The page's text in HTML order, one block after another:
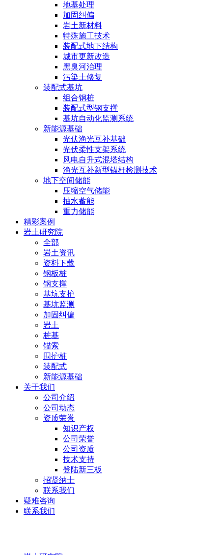
地基处理
加固纠偏
岩土新材料
特殊施工技术
装配式地下结构
城市更新改造
黑臭河治理
污染土修复
装配式基坑
组合钢桩
装配式型钢支撑
基坑自动化监测系统
新能源基础
光伏渔光互补基础
光伏柔性支架系统
风电自升式混塔结构
渔光互补新型锚杆检测技术
地下空间储能
压缩空气储能
抽水蓄能
重力储能
精彩案例
岩土研究院
全部
岩土资讯
资料下载
钢板桩
钢支撑
基坑支护
基坑监测
加固纠偏
岩土
桩基
锚索
围护桩
装配式
新能源基础
关于我们
公司介绍
公司动态
资质荣誉
知识产权
公司荣誉
公司资质
技术支持
登陆新三板
招贤纳士
联系我们
疑难咨询
联系我们